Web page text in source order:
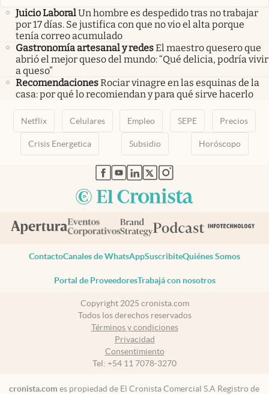
Juicio LaboralUn hombre es despedido tras no trabajar
por 17 días. Se justifica con que no vio el alta porque
tenía correo acumulado
Gastronomía artesanal y redesEl maestro quesero que
abrió el mejor queso del mundo: “Qué delicia, podría vivir
a queso”
RecomendacionesRociar vinagre en las esquinas de la
casa: por qué lo recomiendan y para qué sirve hacerlo
Netflix Celulares Empleo SEPE Precios
Crisis Energetica Subsidio Horóscopo
abre en nueva pestaña
abre en nueva pestaña
abre en nueva pestaña
abre en nueva pestaña
abre en nueva pestaña
ContactoCanales de WhatsAppSuscribiteQuiénes Somos
Portal de ProveedoresTrabajá con nosotros
Copyright 2025 cronista.com
Todos los derechos reservados
Términos y condiciones
Privacidad
Consentimiento
Tel: +54 11 7078-3270
cronista.com es propiedad de El Cronista Comercial S.A Registro de